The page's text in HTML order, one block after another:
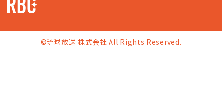
©琉球放送 株式会社 All Rights Reserved.